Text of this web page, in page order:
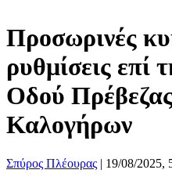
Προσωρινές
ρυθμίσεις επί
Οδού
Καλογήρων
Σπύρος Πλέουρας | 19/08/2025,